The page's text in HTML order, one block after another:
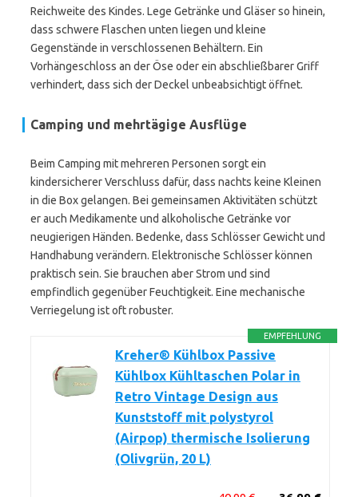
Reichweite des Kindes. Lege Getränke und Gläser so hinein,
dass schwere Flaschen unten liegen und kleine
Gegenstände in verschlossenen Behältern. Ein
Vorhängeschloss an der Öse oder ein abschließbarer Griff
verhindert, dass sich der Deckel unbeabsichtigt öffnet.
Camping und mehrtägige Ausflüge
Beim Camping mit mehreren Personen sorgt ein
kindersicherer Verschluss dafür, dass nachts keine Kleinen
in die Box gelangen. Bei gemeinsamen Aktivitäten schützt
er auch Medikamente und alkoholische Getränke vor
neugierigen Händen. Bedenke, dass Schlösser Gewicht und
Handhabung verändern. Elektronische Schlösser können
praktisch sein. Sie brauchen aber Strom und sind
empfindlich gegenüber Feuchtigkeit. Eine mechanische
Verriegelung ist oft robuster.
EMPFEHLUNG
Kreher® Kühlbox Passive
Kühlbox Kühltaschen Polar in
Retro Vintage Design aus
Kunststoff mit polystyrol
(Airpop) thermische Isolierung
(Olivgrün, 20 L)